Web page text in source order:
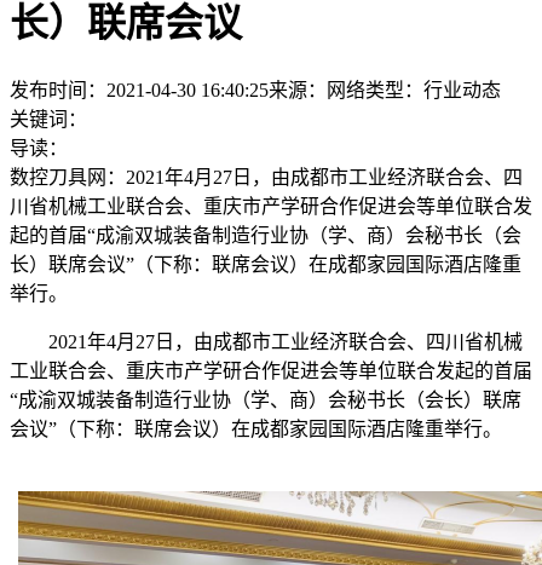
长）联席会议
发布时间：2021-04-30 16:40:25来源：网络类型： 行业动态
关键词：
导读：
数控刀具网：2021年4月27日，由成都市工业经济联合会、四
川省机械工业联合会、重庆市产学研合作促进会等单位联合发
起的首届“成渝双城装备制造行业协（学、商）会秘书长（会
长）联席会议”（下称：联席会议）在成都家园国际酒店隆重
举行。
2021年4月27日，由成都市工业经济联合会、四川省机械
工业联合会、重庆市产学研合作促进会等单位联合发起的首届
“成渝双城装备制造行业协（学、商）会秘书长（会长）联席
会议”（下称：联席会议）在成都家园国际酒店隆重举行。